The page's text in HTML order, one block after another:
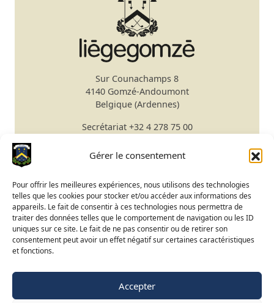
Gérer le consentement
Pour offrir les meilleures expériences, nous utilisons des technologies
telles que les cookies pour stocker et/ou accéder aux informations des
appareils. Le fait de consentir à ces technologies nous permettra de
traiter des données telles que le comportement de navigation ou les ID
uniques sur ce site. Le fait de ne pas consentir ou de retirer son
consentement peut avoir un effet négatif sur certaines caractéristiques
et fonctions.
Accepter
Sur Counachamps 8
4140 Gomzé-Andoumont
Belgique (Ardennes)
Secrétariat+32 4 278 75 00
Bar/Restaurant+32 4 278 75 03
Réserver un green fee
Apprendre le golf
Calendrier du Club
Ouverture du terrain
NL